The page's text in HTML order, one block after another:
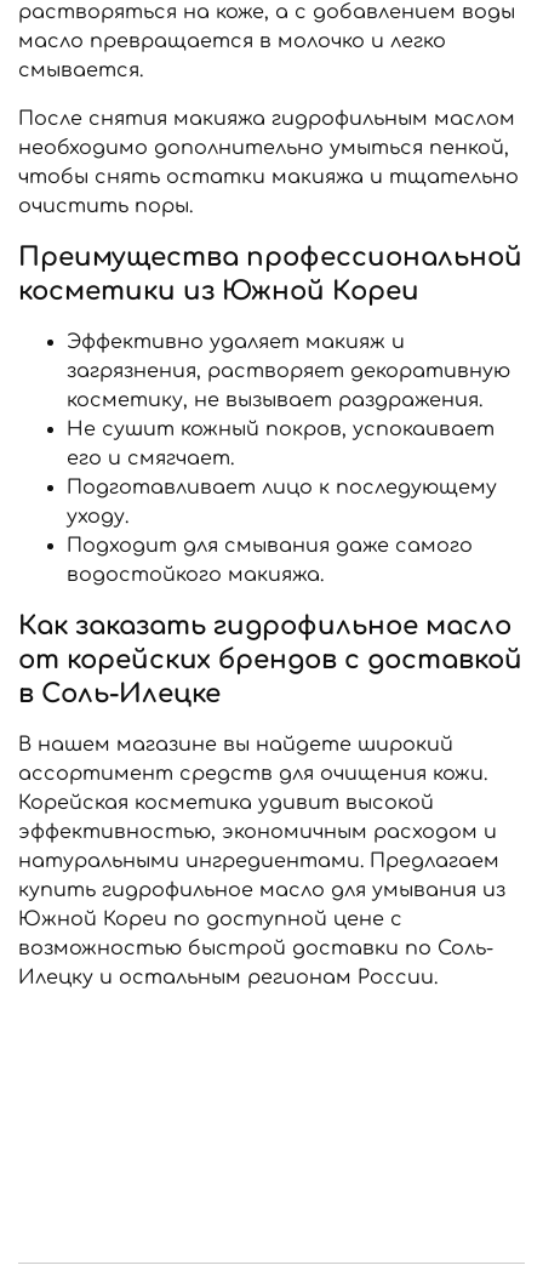
растворяться на коже, а с добавлением воды
масло превращается в молочко и легко
смывается.
После снятия макияжа гидрофильным маслом
необходимо дополнительно умыться пенкой,
чтобы снять остатки макияжа и тщательно
очистить поры.
Преимущества профессиональной
косметики из Южной Кореи
Эффективно удаляет макияж и
загрязнения, растворяет декоративную
косметику, не вызывает раздражения.
Не сушит кожный покров, успокаивает
его и смягчает.
Подготавливает лицо к последующему
уходу.
Подходит для смывания даже самого
водостойкого макияжа.
Как заказать гидрофильное масло
от корейских брендов с доставкой
в Соль-Илецке
В нашем магазине вы найдете широкий
ассортимент средств для очищения кожи.
Корейская косметика удивит высокой
эффективностью, экономичным расходом и
натуральными ингредиентами. Предлагаем
купить гидрофильное масло для умывания из
Южной Кореи по доступной цене с
возможностью быстрой доставки по Соль-
Илецку и остальным регионам России.